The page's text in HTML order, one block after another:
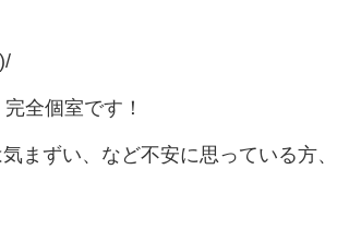
全個室です！
まずい、など不安に思っている方、